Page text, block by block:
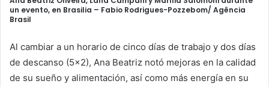
un evento, en Brasilia – Fabio Rodrigues-Pozzebom/ Agência
Brasil
Al cambiar a un horario de cinco días de trabajo y dos días
de descanso (5×2), Ana Beatriz notó mejoras en la calidad
de su sueño y alimentación, así como más energía en su